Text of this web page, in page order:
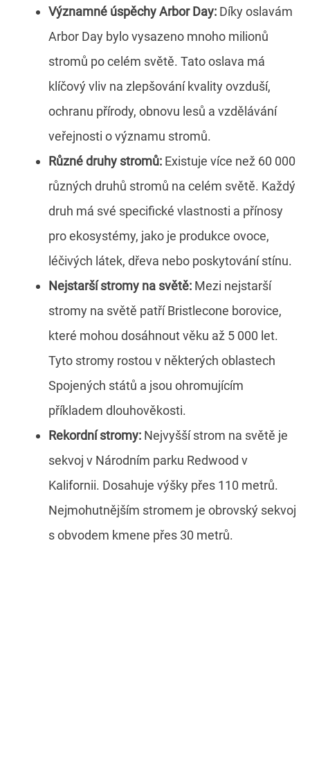
Významné úspěchy Arbor Day: Díky oslavám
Arbor Day bylo vysazeno mnoho milionů
stromů po celém světě. Tato oslava má
klíčový vliv na zlepšování kvality ovzduší,
ochranu přírody, obnovu lesů a vzdělávání
veřejnosti o významu stromů.
Různé druhy stromů: Existuje více než 60 000
různých druhů stromů na celém světě. Každý
druh má své specifické vlastnosti a přínosy
pro ekosystémy, jako je produkce ovoce,
léčivých látek, dřeva nebo poskytování stínu.
Nejstarší stromy na světě: Mezi nejstarší
stromy na světě patří Bristlecone borovice,
které mohou dosáhnout věku až 5 000 let.
Tyto stromy rostou v některých oblastech
Spojených států a jsou ohromujícím
příkladem dlouhověkosti.
Rekordní stromy: Nejvyšší strom na světě je
sekvoj v Národním parku Redwood v
Kalifornii. Dosahuje výšky přes 110 metrů.
Nejmohutnějším stromem je obrovský sekvoj
s obvodem kmene přes 30 metrů.